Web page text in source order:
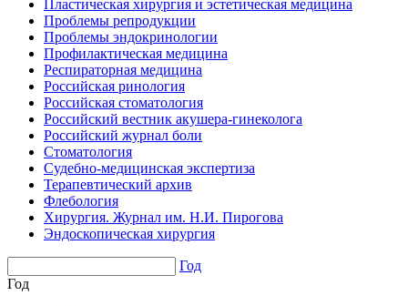
Пластическая хирургия и эстетическая медицина
Проблемы репродукции
Проблемы эндокринологии
Профилактическая медицина
Респираторная медицина
Российская ринология
Российская стоматология
Российский вестник акушера-гинеколога
Российский журнал боли
Стоматология
Судебно-медицинская экспертиза
Терапевтический архив
Флебология
Хирургия. Журнал им. Н.И. Пирогова
Эндоскопическая хирургия
Год
Год